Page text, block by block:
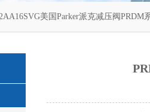
美国Parker派克减压阀PRDM